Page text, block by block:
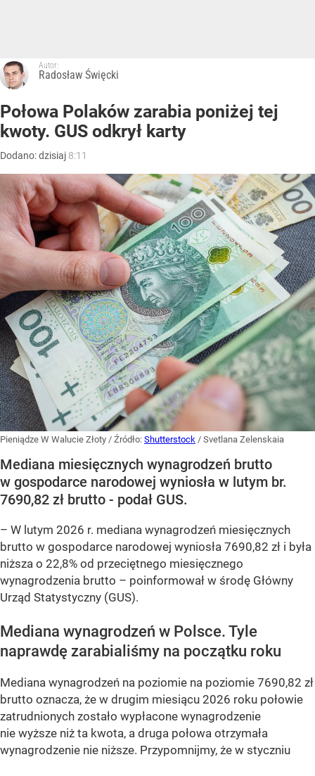
Autor:
Radosław Święcki
Połowa Polaków zarabia poniżej tej
kwoty. GUS odkrył karty
Dodano:dzisiaj 8:11
Pieniądze W Walucie Złoty / Źródło: Shutterstock / Svetlana Zelenskaia
Mediana miesięcznych wynagrodzeń brutto
w gospodarce narodowej wyniosła w lutym br.
7690,82 zł brutto - podał GUS.
– W lutym 2026 r. mediana wynagrodzeń miesięcznych
brutto w gospodarce narodowej wyniosła 7690,82 zł i była
niższa o 22,8% od przeciętnego miesięcznego
wynagrodzenia brutto – poinformował w środę Główny
Urząd Statystyczny (GUS).
Mediana wynagrodzeń w Polsce. Tyle
naprawdę zarabialiśmy na początku roku
Mediana wynagrodzeń na poziomie na poziomie 7690,82 zł
brutto oznacza, że w drugim miesiącu 2026 roku połowie
zatrudnionych zostało wypłacone wynagrodzenie
nie wyższe niż ta kwota, a druga połowa otrzymała
wynagrodzenie nie niższe. Przypomnijmy, że w styczniu